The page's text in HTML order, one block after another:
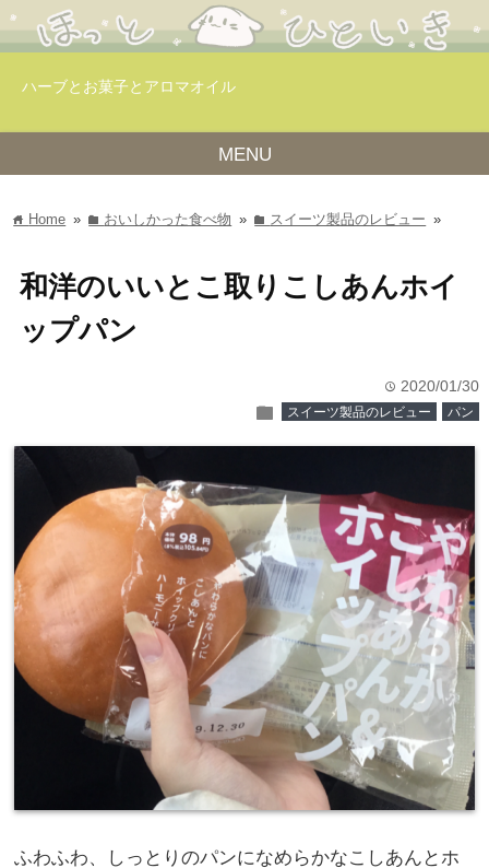
ハーブとお菓子とアロマオイル
MENU
home Home » folder おいしかった食べ物 » folder スイーツ製品のレビュー »
和洋のいいとこ取りこしあんホイ
ップパン
time 2020/01/30
folder スイーツ製品のレビュー パン
ふわふわ、しっとりのパンになめらかなこしあんとホ